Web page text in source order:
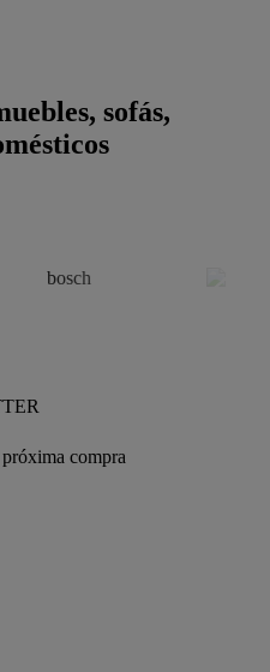
sofás,
compra